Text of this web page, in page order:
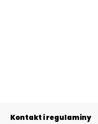
Kontakt i regulaminy